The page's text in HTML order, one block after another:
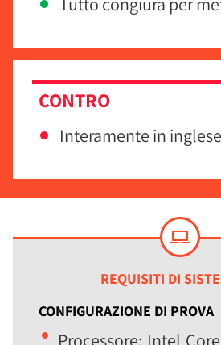
CONTRO
Interamente in inglese
REQUISITI DI
CONFIGURAZIONE DI PROVA
Processore: Intel